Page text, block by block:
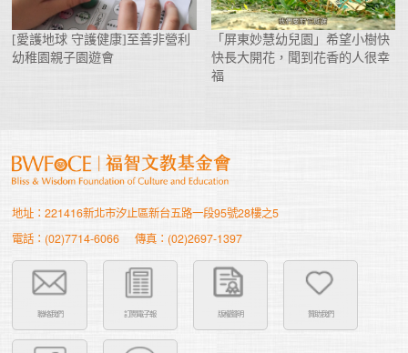
[愛護地球 守護健康]至善非營利
幼稚園親子園遊會
「屏東妙慧幼兒園」希望小樹快
快長大開花，聞到花香的人很幸
福
地址：221416新北市汐止區新台五路一段95號28樓之5
電話：(02)7714-6066
傳真：(02)2697-1397
聯絡我們 訂閱電子報 版權聲明 贊助我們